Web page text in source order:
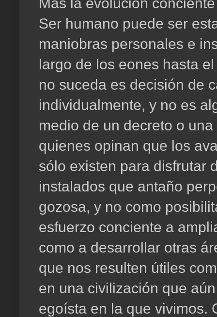
Ser humano puede ser
maniobras personales e
largo de los eones hasta
no suceda es decisión de
individualmente, y no es
medio de un decreto o
quienes opinan que los
sólo existen para disfrutar
instalados que antaño
gozosa, y no como
esfuerzo conciente a
como a desarrollar otras
que nos resulten útiles
en una civilización que
egoísta en la que vivimos.